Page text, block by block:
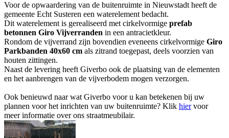
Voor de opwaardering van de buitenruimte in Nieuwstadt heeft de
gemeente Echt Susteren een waterelement bedacht.
Dit waterelement is gerealiseerd met cirkelvormige prefab
betonnen Giro Vijverranden in een antracietkleur.
Rondom de vijverrand zijn bovendien eveneens cirkelvormige Giro
Parkbanden 40x60 cm als zitrand toegepast, deels voorzien van
houten zittingen.
Naast de levering heeft Giverbo ook de plaatsing van de elementen
en het aanbrengen van de vijverbodem mogen verzorgen.
Ook benieuwd naar wat Giverbo voor u kan betekenen bij uw
plannen voor het inrichten van uw buitenruimte? Klik hiervoor
meer informatie over ons straatmeubilair.